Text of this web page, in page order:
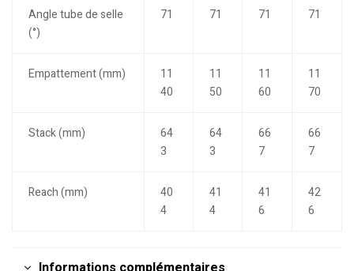
Angle tube de selle
(°)
71 71 71 71
Empattement (mm)
11
40
11
50
11
60
11
70
Stack (mm)
64
3
64
3
66
7
66
7
Reach (mm)
40
4
41
4
41
6
42
6